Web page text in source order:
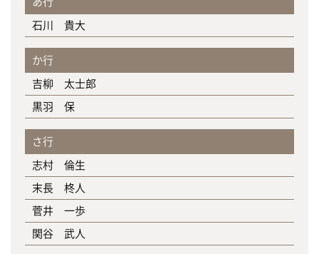
石川 貴大
か行
吉柳 太士郎
黒羽 保
さ行
志村 倫生
末長 柊人
菅井 一歩
関谷 武人